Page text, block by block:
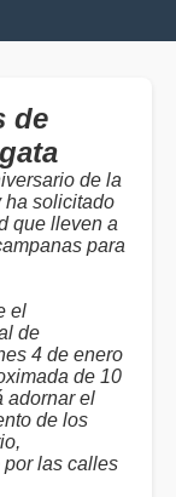
de
de la
ha solicitado
que lleven a
para
el
de
4 de enero
de 10
adornar el
de los
las calles